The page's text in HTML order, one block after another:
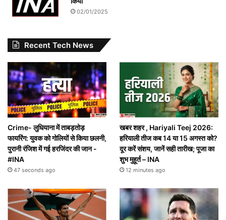
02/01/2025
Recent Tech News
Crime- लुधियाना में ताबड़तोड़
फायरिंग: युवक को गोलियों से किया छलनी,
पुरानी रंजिश में गई हरजिंदर की जान -
#INA
47 seconds ago
खबर शहर , Hariyali Teej 2026:
हरियाली तीज कब 14 या 15 अगस्त को?
दूर करें संशय, जानें सही तारीख; पूजा का
शुभ मुहूर्त – INA
12 minutes ago